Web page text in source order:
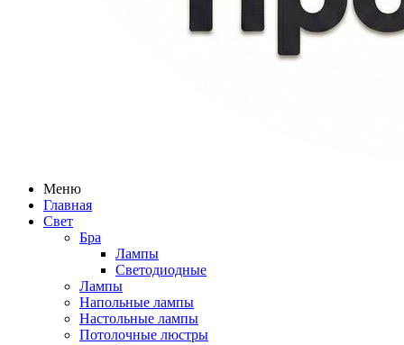
Меню
Главная
Свет
Бра
Лампы
Светодиодные
Лампы
Напольные лампы
Настольные лампы
Потолочные люстры